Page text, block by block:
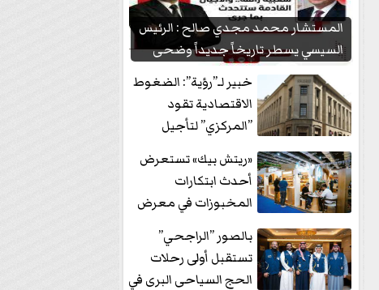
المستشار محمد مجدي صالح : الرئيس
السيسي يسطر تاريخاً جديداً وضحى
بشعبيته...
خبير لـ”رؤية”: الضغوط
الاقتصادية تقود
”المركزي” لتأجيل
«ريتش بيك» تستعرض
أحدث ابتكارات
المخبوزات في معرض
منتجات...
بالصور ”الراجحي”
تستقبل أولى رحلات
الحج السياحى البرى في